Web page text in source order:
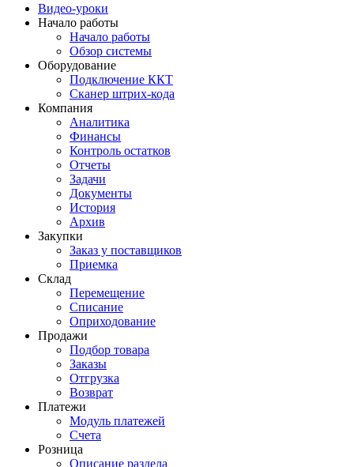
Видео-уроки
Начало работы
Начало работы
Обзор системы
Оборудование
Подключение ККТ
Сканер штрих-кода
Компания
Аналитика
Финансы
Контроль остатков
Отчеты
Задачи
Документы
История
Архив
Закупки
Заказ у поставщиков
Приемка
Склад
Перемещение
Списание
Оприходование
Продажи
Подбор товара
Заказы
Отгрузка
Возврат
Платежи
Модуль платежей
Счета
Розница
Описание раздела